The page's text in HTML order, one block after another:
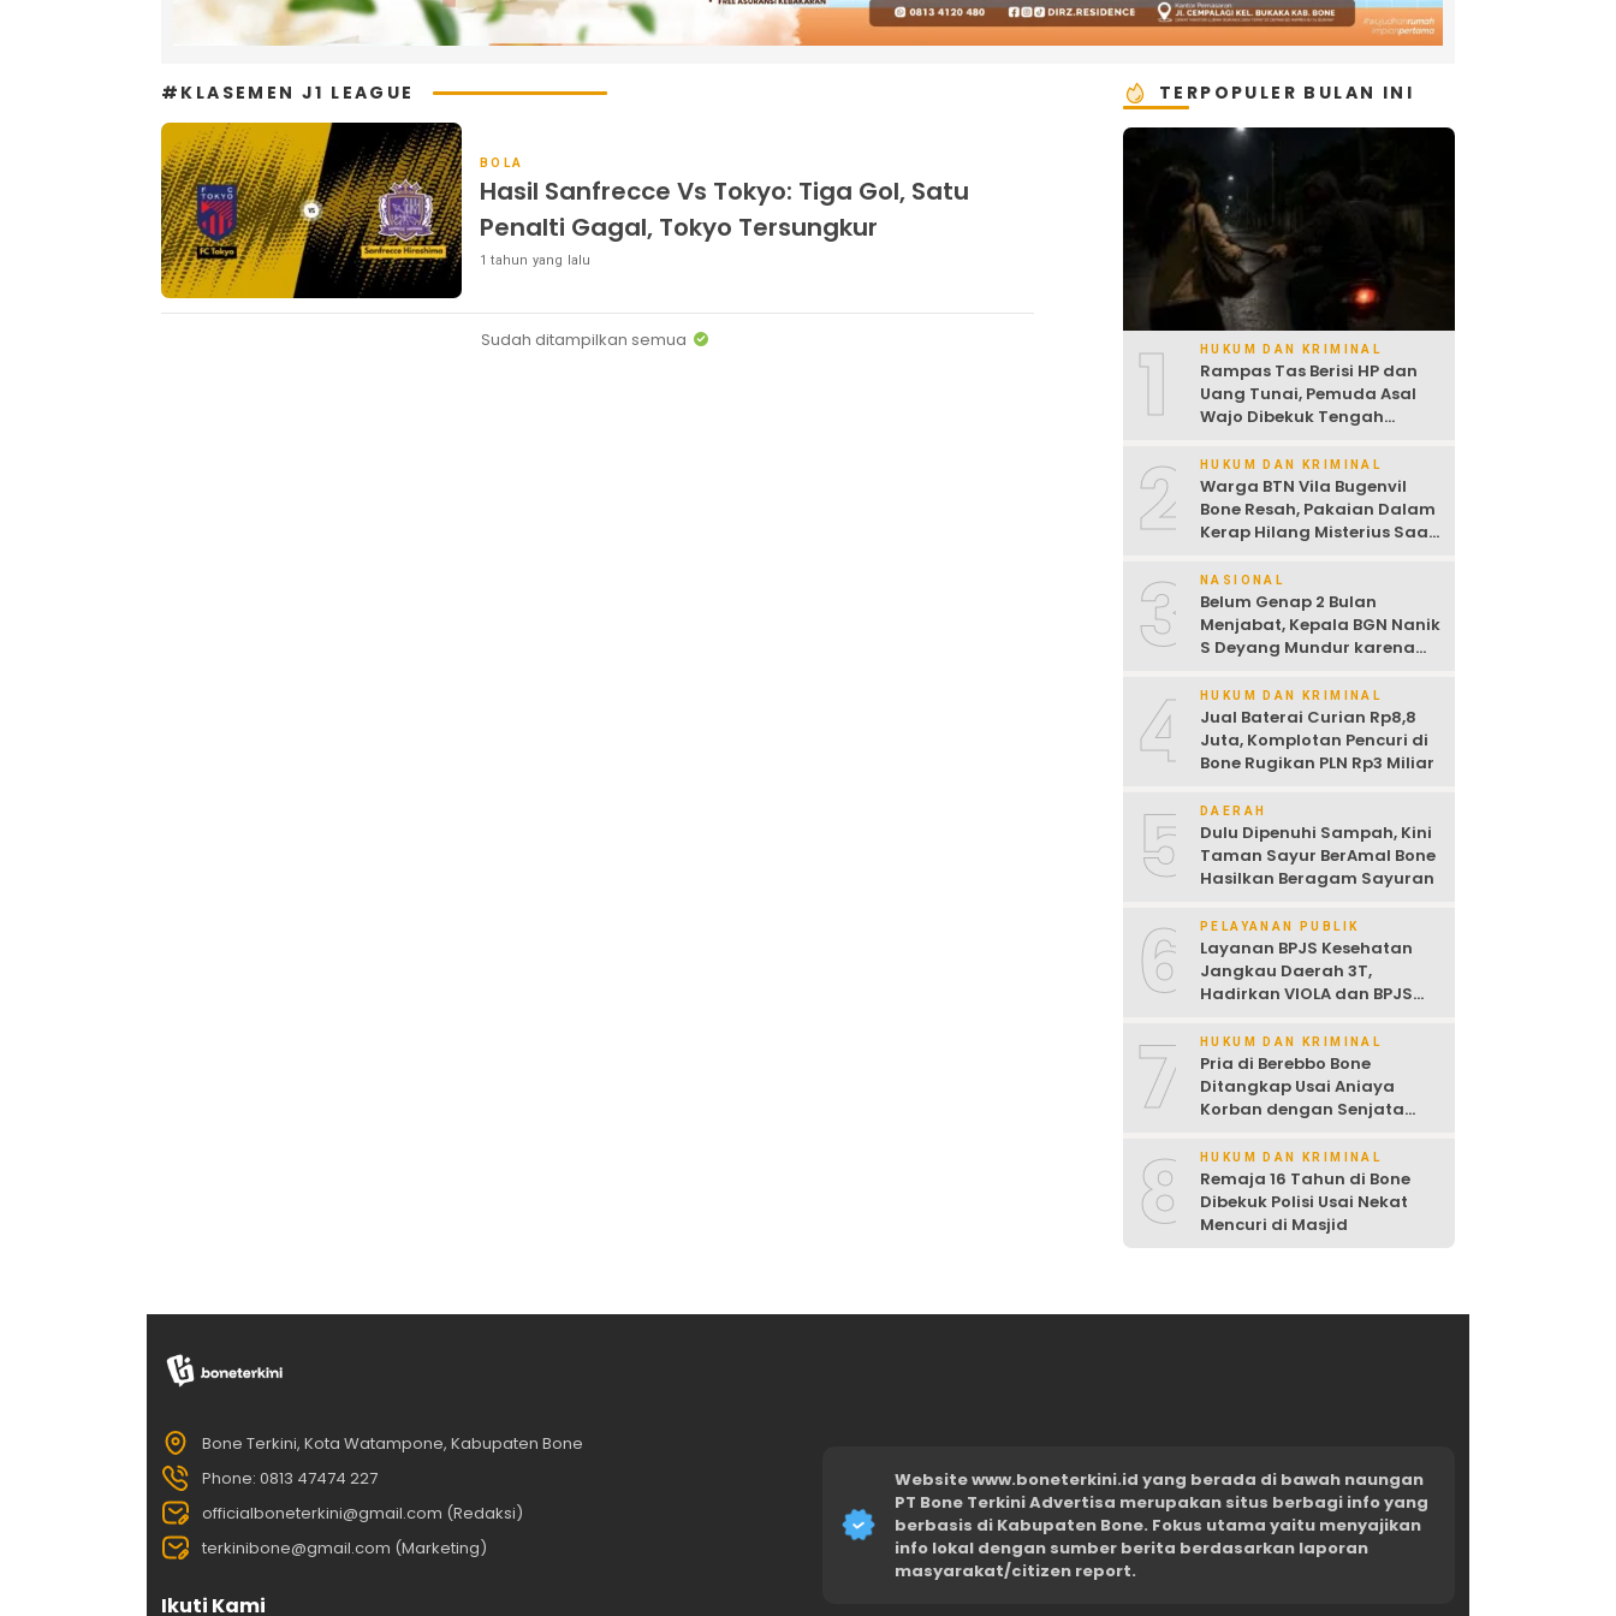
#KLASEMEN J1 LEAGUE
BOLA
Hasil Sanfrecce Vs Tokyo: Tiga Gol, Satu
Penalti Gagal, Tokyo Tersungkur
1 tahun yang lalu
Sudah ditampilkan semua
TERPOPULER BULAN INI
1 HUKUM DAN KRIMINAL
Rampas Tas Berisi HP dan
Uang Tunai, Pemuda Asal
Wajo Dibekuk Tengah
2 HUKUM DAN KRIMINAL
Warga BTN Vila Bugenvil
Bone Resah, Pakaian Dalam
Kerap Hilang Misterius Saat
3 NASIONAL
Belum Genap 2 Bulan
Menjabat, Kepala BGN Nanik
S Deyang Mundur karena
4 HUKUM DAN KRIMINAL
Jual Baterai Curian Rp8,8
Juta, Komplotan Pencuri di
Bone Rugikan PLN Rp3 Miliar
5 DAERAH
Dulu Dipenuhi Sampah, Kini
Taman Sayur BerAmal Bone
Hasilkan Beragam Sayuran
6 PELAYANAN PUBLIK
Layanan BPJS Kesehatan
Jangkau Daerah 3T,
Hadirkan VIOLA dan BPJS
Akses JKN
7 HUKUM DAN KRIMINAL
Pria di Berebbo Bone
Ditangkap Usai Aniaya
Korban dengan Senjata
8 HUKUM DAN KRIMINAL
Remaja 16 Tahun di Bone
Dibekuk Polisi Usai Nekat
Mencuri di Masjid
Bone Terkini, Kota Watampone, Kabupaten Bone
Phone: 0813 47474 227
officialboneterkini@gmail.com (Redaksi)
terkinibone@gmail.com (Marketing)
Ikuti Kami
Website www.boneterkini.id yang berada di bawah naungan
PT Bone Terkini Advertisa merupakan situs berbagi info yang
berbasis di Kabupaten Bone. Fokus utama yaitu menyajikan
info lokal dengan sumber berita berdasarkan laporan
masyarakat/citizen report.